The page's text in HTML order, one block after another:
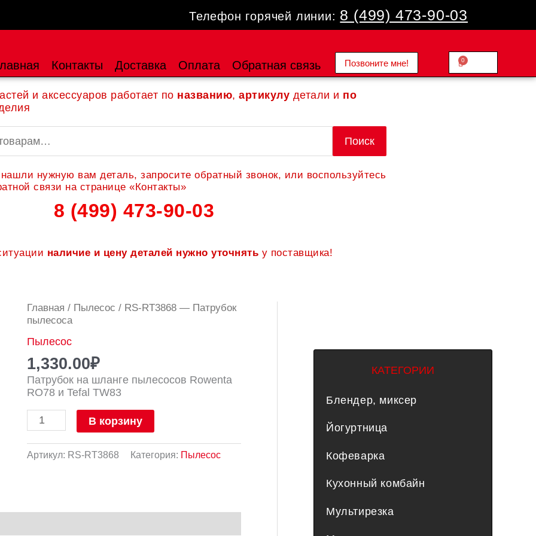
Телефон горячей линии: 8 (499) 473-90-03
Контакты Доставка Оплата Обратная связь Позвоните мне! 0.00
0
Cart
и аксессуаров работает по названию, артикулу детали и по
Поиск
нужную вам деталь, запросите обратный звонок, или воспользуйтесь
связи на странице «Контакты»
8 (499) 473-90-03
наличие и цену деталей нужно уточнять у поставщика!
Главная / Пылесос / RS-RT3868 — Патрубок
пылесоса
Пылесос
1,330.00₽
Патрубок на шланге пылесосов Rowenta
RO78 и Tefal TW83
Количество
товара
RT3868
-
Патрубок
пылесоса
В корзину
Артикул: RS-RT3868 Категория: Пылесос
КАТЕГОРИИ
Блендер, миксер
Йогуртница
Кофеварка
Кухонный комбайн
Мультирезка